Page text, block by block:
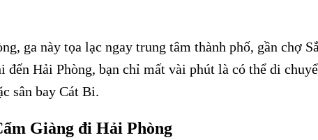
ga này tọa lạc ngay trung tâm thành phố, gần chợ
Hải Phòng, bạn chỉ mất vài phút là có thể di
sân bay Cát Bi.
Giàng đi Hải Phòng